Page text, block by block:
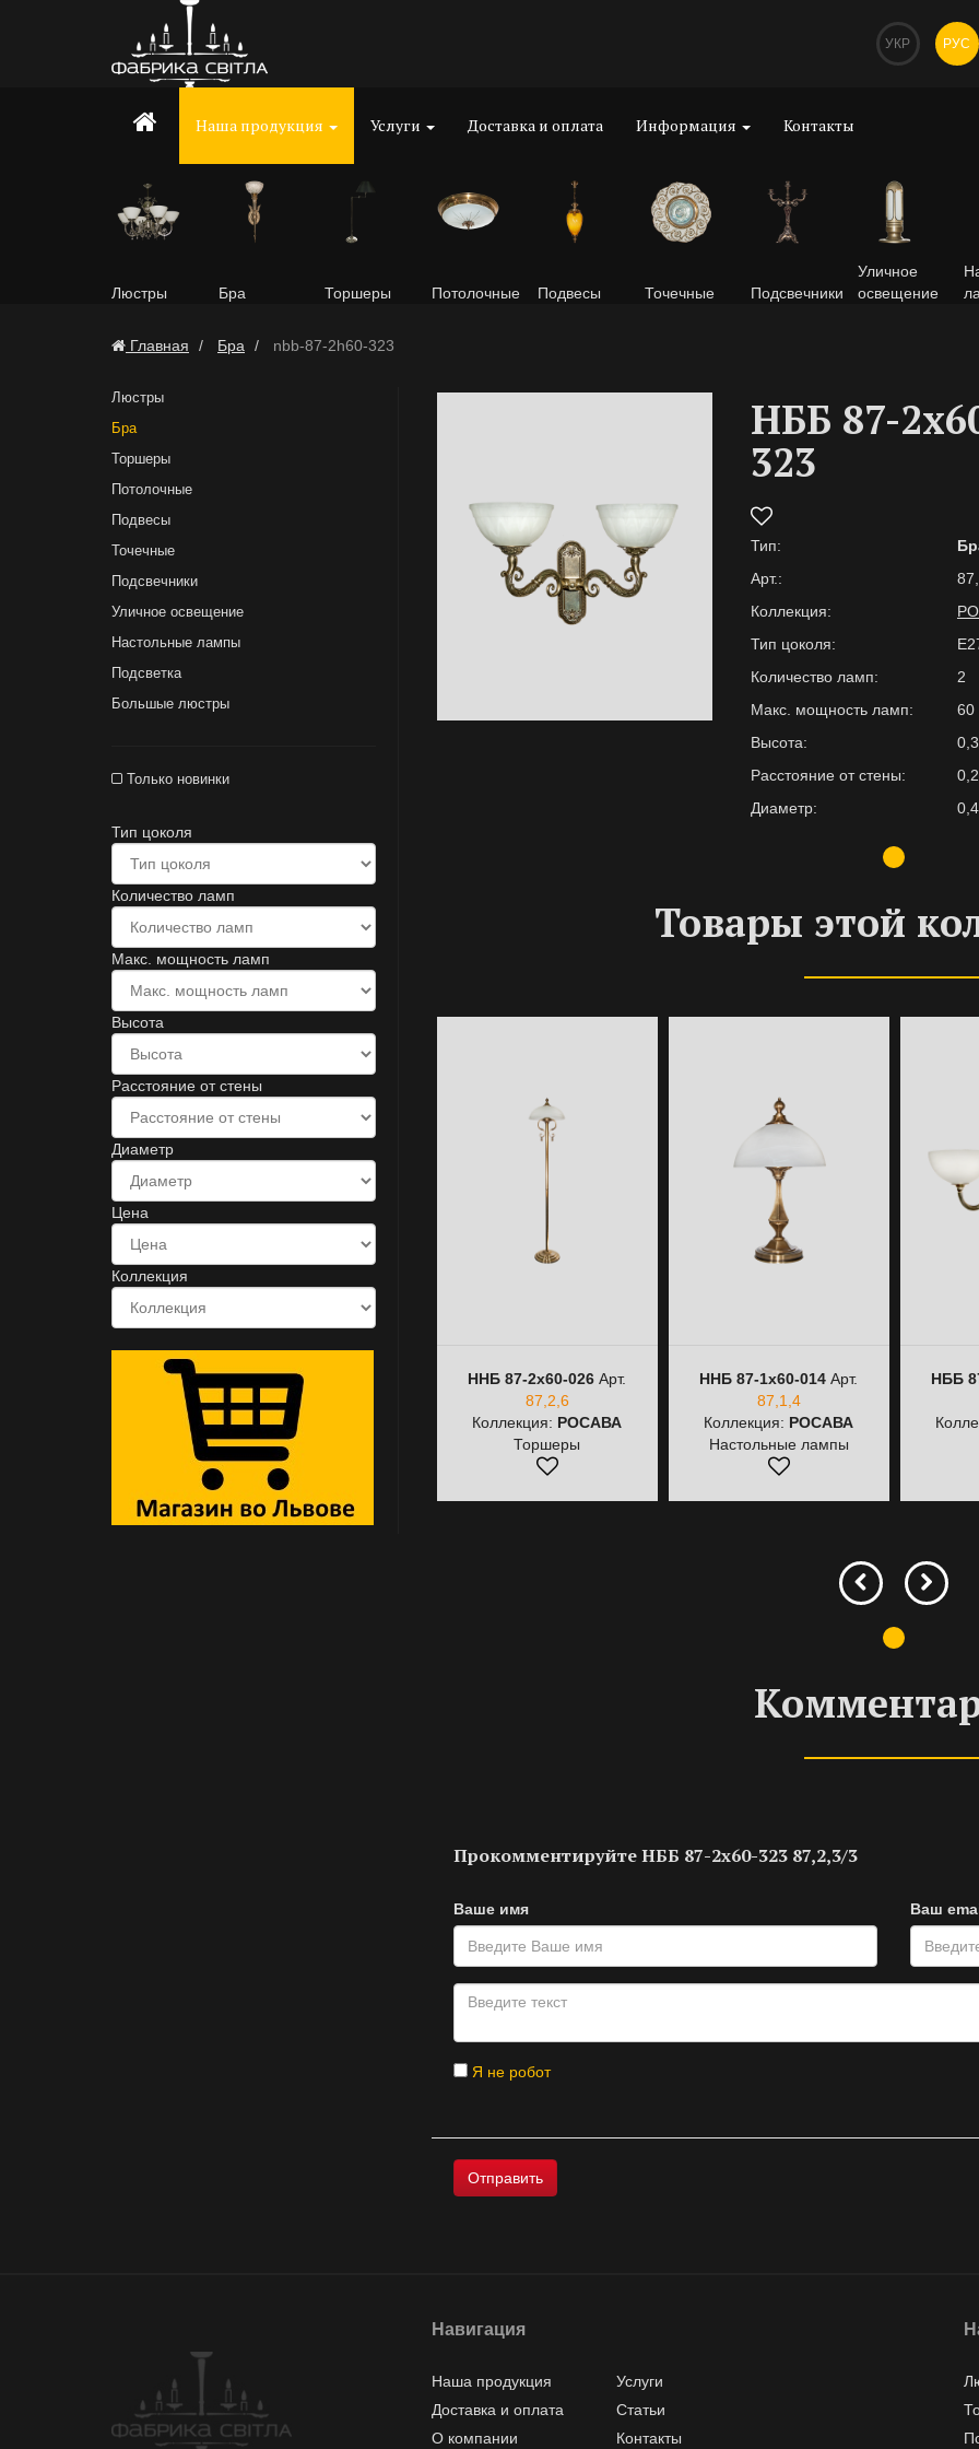
УКР РУС
Наша продукция Услуги Доставка и оплата Информация Контакты
Люстры Бра Торшеры Потолочные Подвесы Точечные Подсвечники
Уличное
освещение
Главная Бра nbb-87-2h60-323
Люстры
Бра
Торшеры
Потолочные
Подвесы
Точечные
Подсвечники
Уличное освещение
Настольные лампы
Подсветка
Большые люстры
Только новинки
Тип цоколя
Количество ламп
Макс. мощность ламп
Высота
Расстояние от стены
Диаметр
Цена
Коллекция
НББ 87-
323
Тип:
Арт.:
Коллекция:
Тип цоколя:
Количество ламп:
2
Макс. мощность ламп:
60
Высота:
Расстояние от стены:
Диаметр:
Товары этой
ННБ 87-2х60-026 Арт.
87,2,6
Коллекция: РОСАВА
Торшеры
ННБ 87-1х60-014 Арт.
87,1,4
Коллекция: РОСАВА
Настольные лампы
НББ
Прокомментируйте НББ 87-2х60-323 87,2,3/3
Ваше имя Ваш
Я не робот
Навигация
Наша продукция
Услуги
Доставка и оплата
Статьи
О компании
Контакты